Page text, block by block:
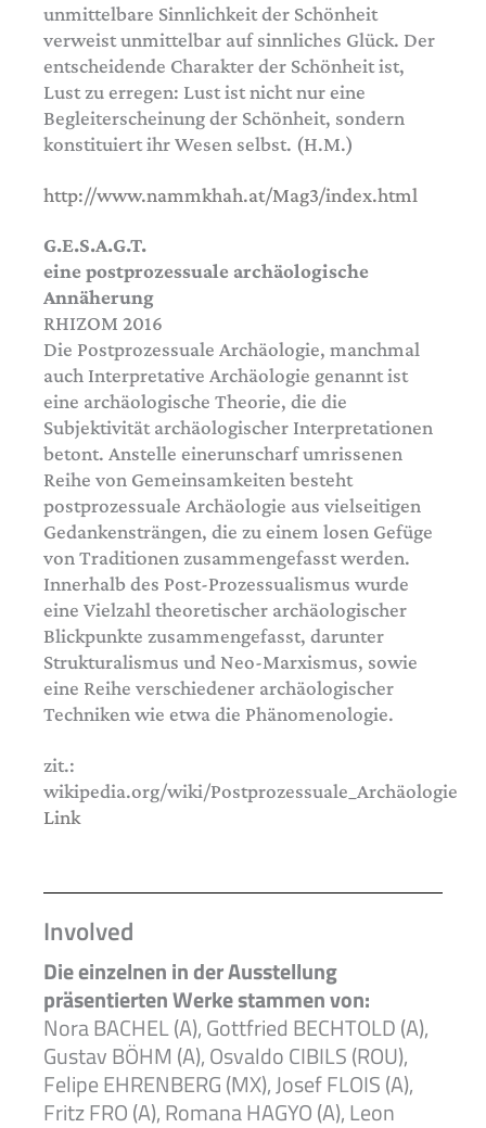
unmittelbare Sinnlichkeit der Schönheit
verweist unmittelbar auf sinnliches Glück. Der
entscheidende Charakter der Schönheit ist,
Lust zu erregen: Lust ist nicht nur eine
Begleiterscheinung der Schönheit, sondern
konstituiert ihr Wesen selbst. (H.M.)
http://www.nammkhah.at/Mag3/index.html
G.E.S.A.G.T.
eine postprozessuale archäologische
Annäherung
RHIZOM 2016
Die Postprozessuale Archäologie, manchmal
auch Interpretative Archäologie genannt ist
eine archäologische Theorie, die die
Subjektivität archäologischer Interpretationen
betont. Anstelle einerunscharf umrissenen
Reihe von Gemeinsamkeiten besteht
postprozessuale Archäologie aus vielseitigen
Gedankensträngen, die zu einem losen Gefüge
von Traditionen zusammengefasst werden.
Innerhalb des Post-Prozessualismus wurde
eine Vielzahl theoretischer archäologischer
Blickpunkte zusammengefasst, darunter
Strukturalismus und Neo-Marxismus, sowie
eine Reihe verschiedener archäologischer
Techniken wie etwa die Phänomenologie.
zit.:
wikipedia.org/wiki/Postprozessuale_Archäologie
Link
Involved
Die einzelnen in der Ausstellung
präsentierten Werke stammen von:
Nora BACHEL (A), Gottfried BECHTOLD (A),
Gustav BÖHM (A), Osvaldo CIBILS (ROU),
Felipe EHRENBERG (MX), Josef FLOIS (A),
Fritz FRO (A), Romana HAGYO (A), Leon